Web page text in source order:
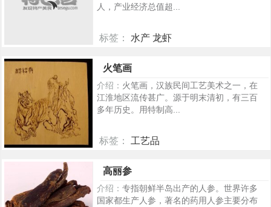
人，产业经济总值超...
标签： 水产 龙虾
火笔画
介绍： 火笔画，汉族民间工艺美术之一，在
江淮地区流传甚广。源于明末清初，有三百
多年历史。用特制高...
标签： 工艺品
高丽参
介绍： 专指朝鲜半岛出产的人参。世界许多
国家都生产人参，著名的药用人参主要分布